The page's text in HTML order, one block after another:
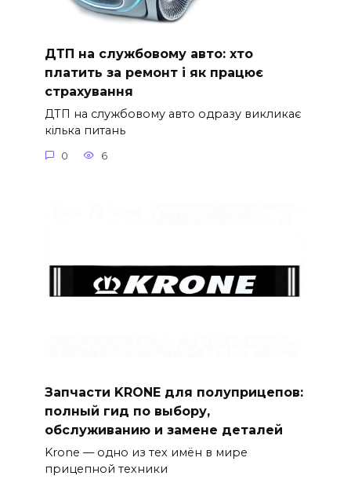
ДТП на службовому авто: хто
платить за ремонт і як працює
страхування
ДТП на службовому авто одразу викликає
кілька питань
0 6
Запчасти KRONE для полуприцепов:
полный гид по выбору,
обслуживанию и замене деталей
Krone — одно из тех имён в мире
прицепной техники